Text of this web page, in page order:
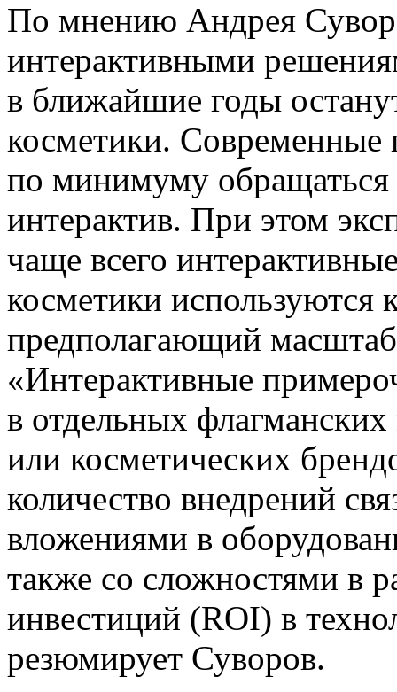
По мнению Андрея
интерактивными
в ближайшие годы
косметики. Современные
по минимуму обращаться
интерактив. При этом
чаще всего
косметики используются
предполагающий
«Интерактивные
в отдельных
или косметических
количество внедрений
вложениями в
также со сложностями в
инвестиций (ROI) в
резюмирует Суворов.